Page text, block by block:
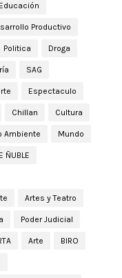
Educación
Productivo
Politica Droga
SAG
Espectaculo
Chillan Cultura
Ambiente Mundo
ÑUBLE
Artes y Teatro
Poder Judicial
Arte BIRO